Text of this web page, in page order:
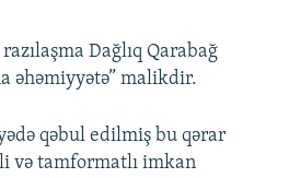
Dağlıq Qarabağ
əhəmiyyətə” malikdir.
qəbul edilmiş bu qərar
və tamformatlı imkan